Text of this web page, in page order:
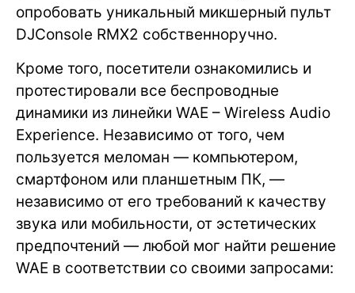
опробовать уникальный микшерный пульт
DJConsole RMX2 собственноручно.
Кроме того, посетители ознакомились и
протестировали все беспроводные
динамики из линейки WAE – Wireless Audio
Experience. Независимо от того, чем
пользуется меломан — компьютером,
смартфоном или планшетным ПК, —
независимо от его требований к качеству
звука или мобильности, от эстетических
предпочтений — любой мог найти решение
WAE в соответствии со своими запросами: